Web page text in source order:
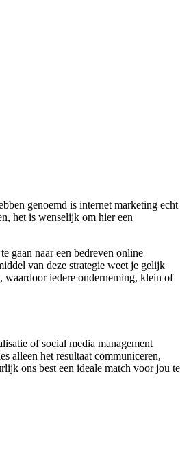
genoemd is internet marketing echt
het is wenselijk om hier een
gaan naar een bedreven online
van deze strategie weet je gelijk
waardoor iedere onderneming, klein of
of social media management
alleen het resultaat communiceren,
ons best een ideale match voor jou te